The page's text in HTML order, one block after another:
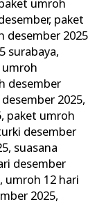
umroh
, paket
desember 2025
surabaya,
desember
2025,
, paket umroh
desember
, suasana
desember
, umroh 12 hari
2025,